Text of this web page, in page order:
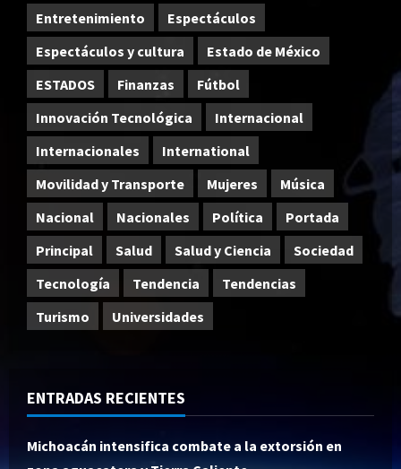
Entretenimiento
Espectáculos
Espectáculos y cultura
Estado de México
ESTADOS
Finanzas
Fútbol
Innovación Tecnológica
Internacional
Internacionales
International
Movilidad y Transporte
Mujeres
Música
Nacional
Nacionales Política
Portada
Principal
Salud Salud y Ciencia
Sociedad
Tecnología
Tendencia
Tendencias
Turismo
Universidades
ENTRADAS RECIENTES
Michoacán intensifica combate a la extorsión en